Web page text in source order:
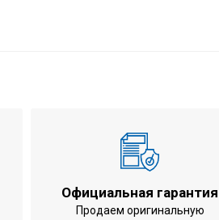
375x990x990 мм
Официальная гарантия
Продаем оригинальную